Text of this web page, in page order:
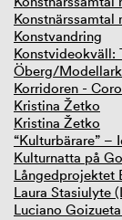
Konstnärssamtal
Konstvandring
Konstvideokväll:
Öberg/
Korridoren -
Kristina Žetko
Kristina Žetko
“Kulturbärare” –
Kulturnatta på
Långedprojektet
Laura Stasiulyte
Luciano